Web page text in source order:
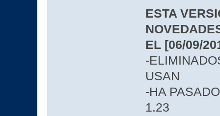
ESTA
EL [06/09/
-
USAN
-HA
1.23